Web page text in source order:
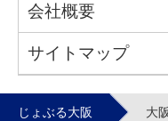
会社概要
サイトマップ
じょぶる大阪 大